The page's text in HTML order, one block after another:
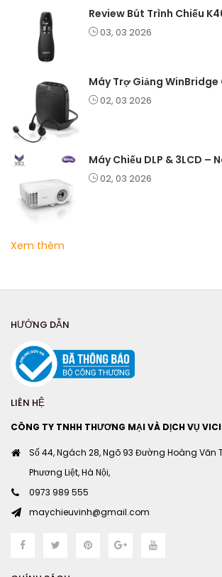
03, 03 2026
02, 03 2026
02, 03 2026
Xem thêm
HƯỚNG DẪN
LIÊN HỆ
CÔNG TY TNHH THƯƠNG MẠI VÀ DỊCH VỤ VICI
Số 44, Ngách 28, Ngõ 93 Đường Hoàng Văn
Phương Liệt, Hà Nội,
0973 989 555
maychieuvinh@gmail.com